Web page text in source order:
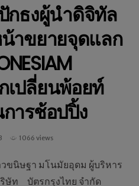
กธงผู้นำดิจิทัล
าขยายจุดแลก
เปลี่ยนพ้อยท์
การช้อปปิ้ง
1066 views
วขนิษฐา มโนมัยอุดม ผู้บริหาร
ษัท บัตรกรุงไทย จำกัด